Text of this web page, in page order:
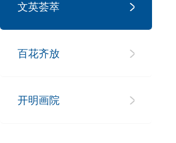
文英荟萃
百花齐放
开明画院